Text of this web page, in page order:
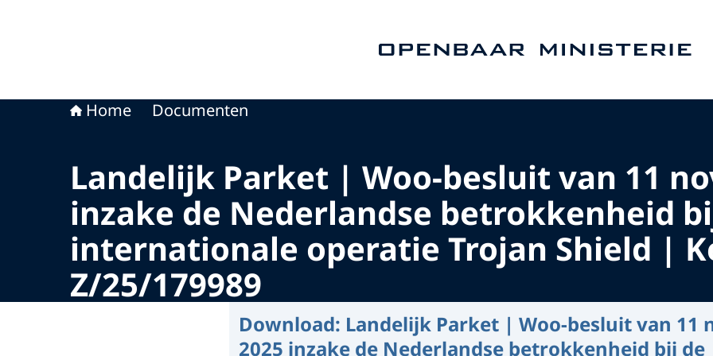
Home Documenten
Landelijk Parket | Woo-besluit van 11
inzake de Nederlandse betrokkenheid
internationale operatie Trojan Shield |
Z/25/179989
Download: Landelijk Parket | Woo-besluit van 11
2025 inzake de Nederlandse betrokkenheid bij de